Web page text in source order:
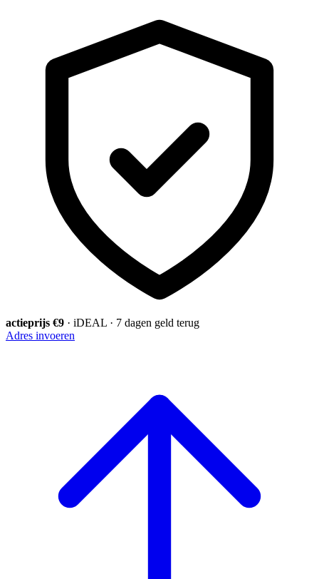
actieprijs €9 · iDEAL · 7 dagen geld terug
Adres invoeren